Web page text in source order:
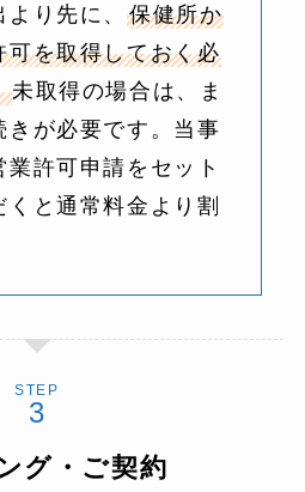
より先に、保健所か
可を取得しておく必
未取得の場合は、ま
きが必要です。当事
許可申請をセット
くと通常料金より割
STEP
グ・ご契約